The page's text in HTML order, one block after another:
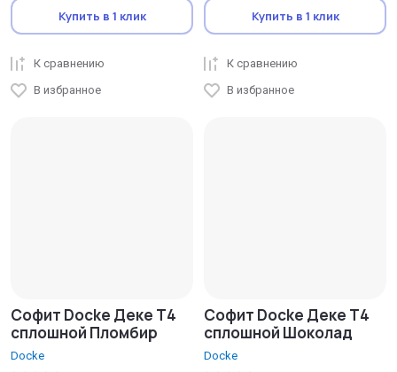
Купить в 1 клик
К сравнению
В избранное
Купить в 1 клик
К сравнению
В избранное
Софит Docke Деке T4
сплошной Пломбир
Docke
Софит Docke Деке T4
сплошной Шоколад
Docke